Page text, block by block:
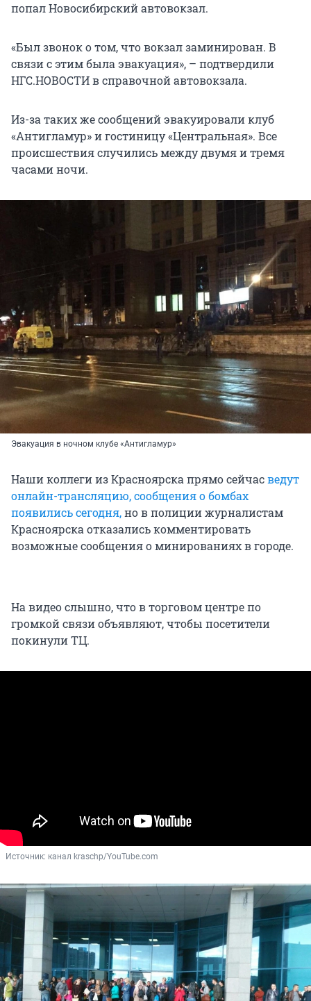
попал Новосибирский автовокзал.
«Был звонок о том, что вокзал заминирован. В
связи с этим была эвакуация», – подтвердили
НГС.НОВОСТИ в справочной автовокзала.
Из-за таких же сообщений эвакуировали клуб
«Антигламур» и гостиницу «Центральная». Все
происшествия случились между двумя и тремя
часами ночи.
Эвакуация в ночном клубе «Антигламур»
Наши коллеги из Красноярска прямо сейчасведут
онлайн-трансляцию, сообщения о бомбах
появились сегодня,но в полиции журналистам
Красноярска отказались комментировать
возможные сообщения о минированиях в городе.
На видео слышно, что в торговом центре по
громкой связи объявляют, чтобы посетители
покинули ТЦ.
Источник: канал kraschp/YouTube.com